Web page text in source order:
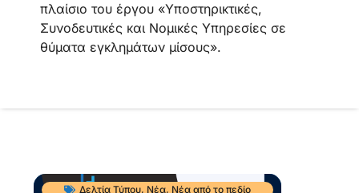
πλαίσιο του έργου «Υποστηρικτικές,
Συνοδευτικές και Νομικές Υπηρεσίες σε
θύματα εγκλημάτων μίσους».
Δελτία Τύπου, Νέα, Νέα από το πεδίο